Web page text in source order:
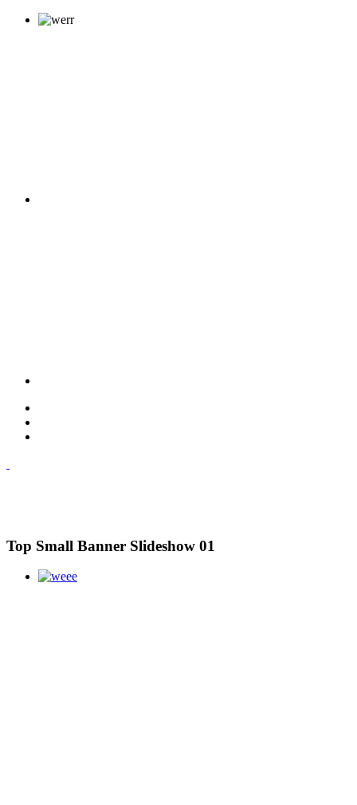
Top Small Banner Slideshow 01